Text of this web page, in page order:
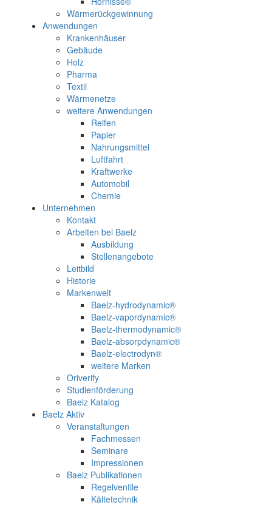
Wärmerückgewinnung
Anwendungen
Krankenhäuser
Gebäude
Holz
Pharma
Textil
Wärmenetze
weitere Anwendungen
Reifen
Papier
Nahrungsmittel
Luftfahrt
Kraftwerke
Automobil
Chemie
Unternehmen
Kontakt
Arbeiten bei Baelz
Ausbildung
Stellenangebote
Leitbild
Historie
Markenwelt
Baelz-hydrodynamic®
Baelz-vapordynamic®
Baelz-thermodynamic®
Baelz-absorpdynamic®
Baelz-electrodyn®
weitere Marken
Oriverify
Studienförderung
Baelz Katalog
Baelz Aktiv
Veranstaltungen
Fachmessen
Seminare
Impressionen
Baelz Publikationen
Regelventile
Kältetechnik